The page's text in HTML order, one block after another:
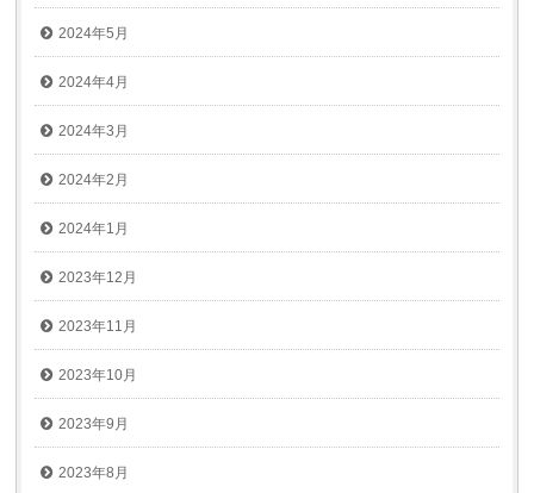
2024年5月
2024年4月
2024年3月
2024年2月
2024年1月
2023年12月
2023年11月
2023年10月
2023年9月
2023年8月